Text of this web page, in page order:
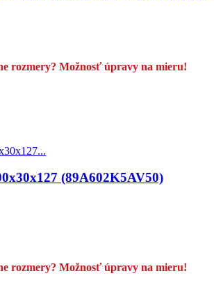
rozmery? Možnosť úpravy na mieru!
(89A602K5AV50)
rozmery? Možnosť úpravy na mieru!